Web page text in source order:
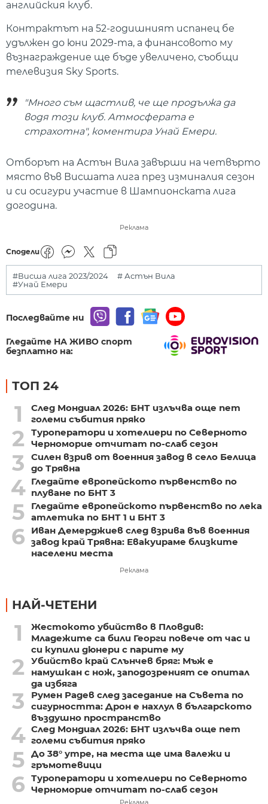
английския клуб.
Контрактът на 52-годишният испанец бе
удължен до юни 2029-та, а финансовото му
възнаграждение ще бъде увеличено, съобщи
телевизия Sky Sports.
"Много съм щастлив, че ще продължа да
водя този клуб. Атмосферата е
страхотна", коментира Унай Емери.
Отборът на Астън Вила завърши на четвърто
място във Висшата лига през изминалия сезон
и си осигури участие в Шампионската лига
догодина.
Реклама
Сподели
#Висша лига 2023/2024
# Астън Вила
#Унай Емери
Последвайте ни
Гледайте НА ЖИВО спорт
безплатно на:
ТОП 24
1
След Мондиал 2026: БНТ излъчва още пет
големи събития пряко
2
Туроператори и хотелиери по Северното
Черноморие отчитат по-слаб сезон
3
Силен взрив от военния завод в село Белица
до Трявна
4 Гледайте европейското първенство по
плуване по БНТ 3
5
Гледайте европейското първенство по лека
атлетика по БНТ 1 и БНТ 3
6
Иван Демерджиев след взрива във военния
завод край Трявна: Евакуираме близките
населени места
Реклама
НАЙ-ЧЕТЕНИ
1
Жестокото убийство в Пловдив:
Младежите са били Георги повече от час и
си купили дюнери с парите му
2
Убийство край Слънчев бряг: Мъж е
намушкан с нож, заподозреният се опитал
да избяга
3
Румен Радев след заседание на Съвета по
сигурността: Дрон е нахлул в българското
въздушно пространство
4 След Мондиал 2026: БНТ излъчва още пет
големи събития пряко
5 До 38° утре, на места ще има валежи и
гръмотевици
6 Туроператори и хотелиери по Северното
Черноморие отчитат по-слаб сезон